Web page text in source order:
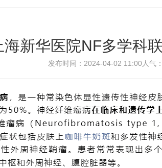
海新华医院NF多学科
发布时间：2024-04-02 11:00 人气：